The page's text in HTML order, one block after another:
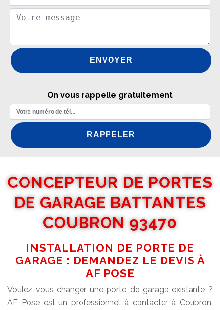
On vous rappelle gratuitement
CONCEPTEUR DE PORTES
DE GARAGE BATTANTES
COUBRON 93470
INSTALLATION DE PORTE DE
GARAGE : DEMANDEZ LE DEVIS À
AF POSE
Voulez-vous changer une porte de garage existante ?
AF Pose est un professionnel à contacter à Coubron.